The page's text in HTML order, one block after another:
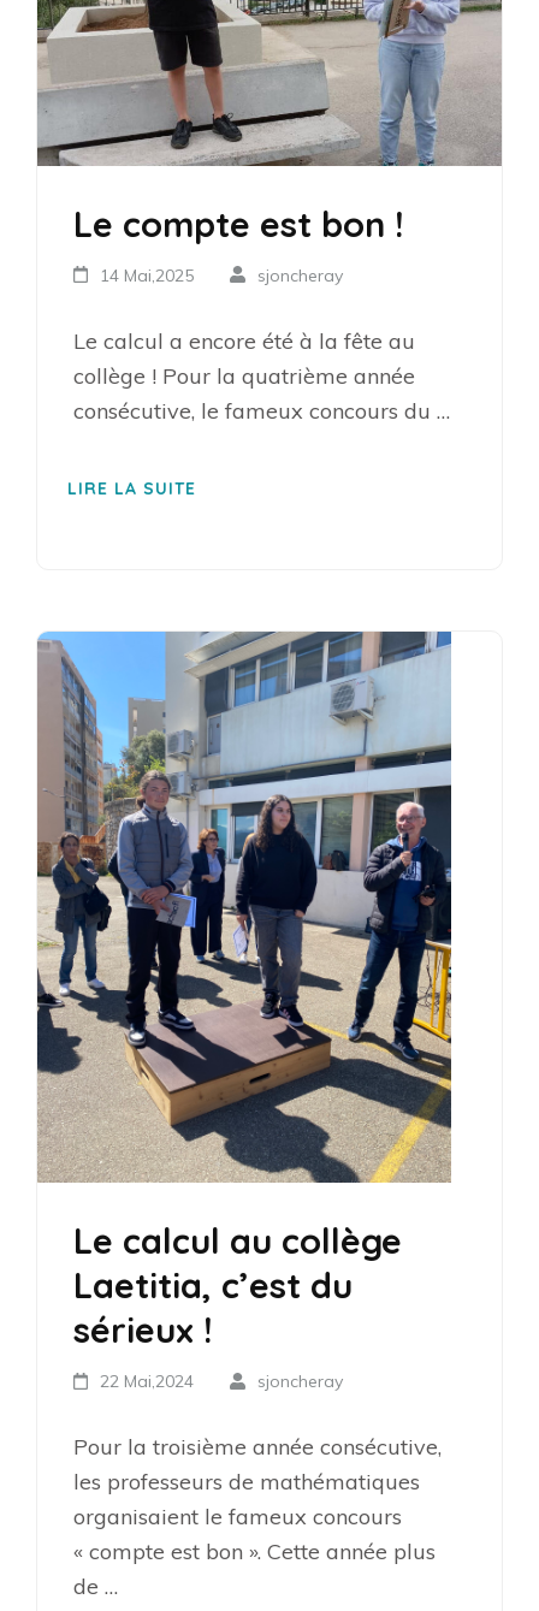
Le compte est bon !
14 Mai,2025 sjoncheray
Le calcul a encore été à la fête au
collège ! Pour la quatrième année
consécutive, le fameux concours du …
LIRE LA SUITE
Le calcul au collège
Laetitia, c’est du
sérieux !
22 Mai,2024 sjoncheray
Pour la troisième année consécutive,
les professeurs de mathématiques
organisaient le fameux concours
« compte est bon ». Cette année plus
de …